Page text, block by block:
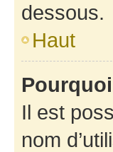
dessous.
Haut
Il est
nom